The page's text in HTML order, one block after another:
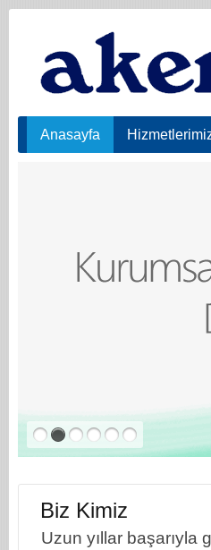
Anasayfa
Biz Kimiz
Uzun yıllar başarıyla